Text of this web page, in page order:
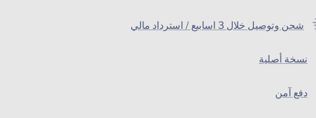
شحن وتوصيل خلال 3 اسابيع / استرداد مالي
نسخة أصلية
دفع آمن